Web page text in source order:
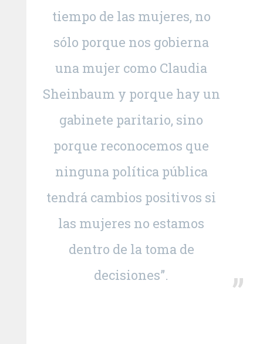
tiempo de las mujeres, no
sólo porque nos gobierna
una mujer como Claudia
Sheinbaum y porque hay un
gabinete paritario, sino
porque reconocemos que
ninguna política pública
tendrá cambios positivos si
las mujeres no estamos
dentro de la toma de
decisiones”.